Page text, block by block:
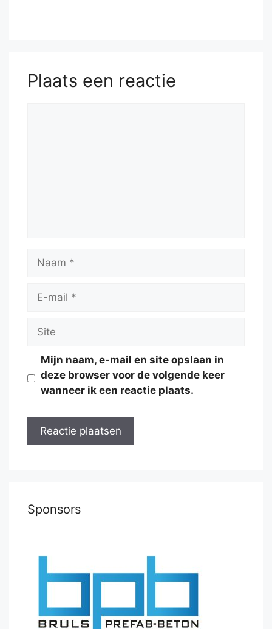
Plaats een reactie
Naam
Site
Mijn naam, e-mail en site opslaan in
deze browser voor de volgende keer
wanneer ik een reactie plaats.
Sponsors